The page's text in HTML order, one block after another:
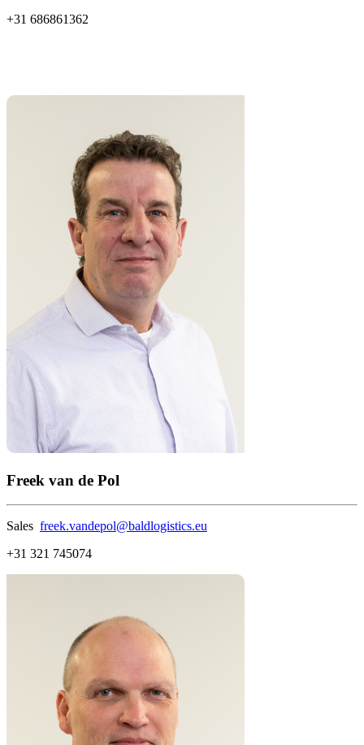
+31 686861362
Freek van de Pol
Sales freek.vandepol@baldlogistics.eu
+31 321 745074